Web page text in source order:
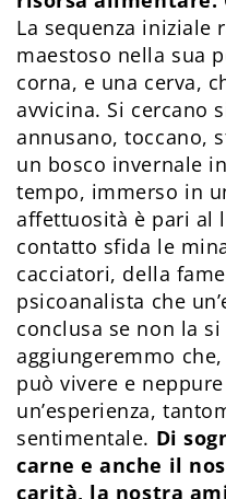
La sequenza iniziale
maestoso nella sua
corna, e una cerva,
avvicina. Si cercano
annusano, toccano,
un bosco invernale
tempo, immerso in
affettuosità è pari al
contatto sfida le
cacciatori, della
psicoanalista che
conclusa se non la
aggiungeremmo
può vivere e
un’esperienza,
sentimentale. Di
carne e anche il
carità, la nostra